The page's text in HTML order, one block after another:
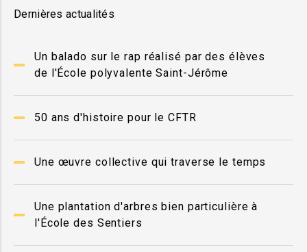
Dernières actualités
Un balado sur le rap réalisé par des élèves
de l'École polyvalente Saint-Jérôme
50 ans d'histoire pour le CFTR
Une œuvre collective qui traverse le temps
Une plantation d'arbres bien particulière à
l'École des Sentiers